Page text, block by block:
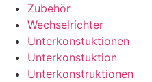
Zubehör
Wechselrichter
Unterkonstuktionen
Unterkonstuktion
Unterkonstruktionen